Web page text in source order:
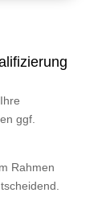
ggf.
Rahmen